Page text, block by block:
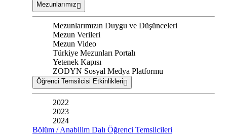
Mezunlarımız
Mezunlarımızın Duygu ve Düşünceleri
Mezun Verileri
Mezun Video
Türkiye Mezunları Portalı
Yetenek Kapısı
ZODYN Sosyal Medya Platformu
Öğrenci Temsilcisi Etkinlikleri
2022
2023
2024
Bölüm / Anabilim Dalı Öğrenci Temsilcileri